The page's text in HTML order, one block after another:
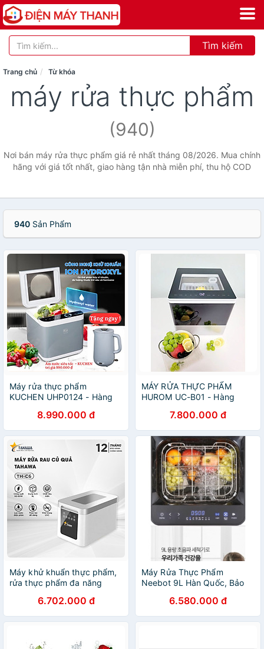
Tìm kiếm
Trang chủ Từ khóa
máy rửa thực phẩm
(940)
Nơi bán máy rửa thực phẩm giá rẻ nhất tháng 08/2026. Mua chính
hãng với giá tốt nhất, giao hàng tận nhà miễn phí, thu hộ COD
940 Sản Phẩm
Máy rửa thực phẩm
KUCHEN UHP0124 - Hàng
8.990.000 đ
MÁY RỬA THỰC PHẨM
HUROM UC-B01 - Hàng
7.800.000 đ
Máy khử khuẩn thực phẩm,
rửa thực phẩm đa năng
chính hãng - Bảo Hành 2
Năm
6.702.000 đ
Máy Rửa Thực Phẩm
Neebot 9L Hàn Quốc, Bảo
6.580.000 đ